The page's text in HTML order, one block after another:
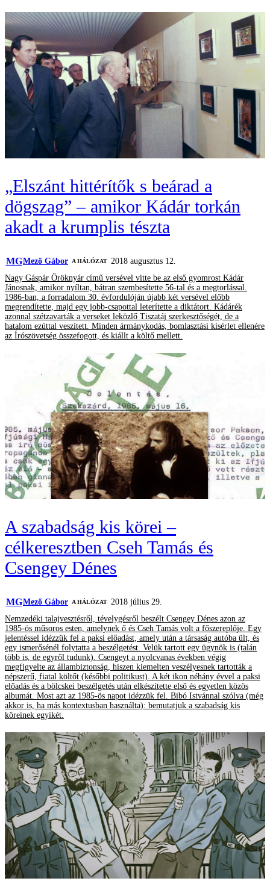
„Elszánt hittérítők s beárad a
dögszag” – amikor Kádár torkán
akadt a krumplis tészta
MGMező Gábor A HÁLÓZAT
2018 augusztus 12.
Nagy Gáspár Öröknyár című versével vitte be az első gyomrost Kádár
Jánosnak, amikor nyíltan, bátran szembesítette 56-tal és a megtorlással.
1986-ban, a forradalom 30. évfordulóján újabb két versével előbb
megrendítette, majd egy jobb-csapottal leterítette a diktátort. Kádárék
azonnal szétzavarták a verseket leközlő Tiszatáj szerkesztőségét, de a
hatalom ezúttal veszített. Minden ármánykodás, bomlasztási kísérlet ellenére
az Írószövetség összefogott, és kiállt a költő mellett.
A szabadság kis körei –
célkeresztben Cseh Tamás és
Csengey Dénes
MGMező Gábor A HÁLÓZAT
2018 július 29.
Nemzedéki talajvesztésről, tévelygésről beszélt Csengey Dénes azon az
1985-ös műsoros esten, amelynek ő és Cseh Tamás volt a főszereplője. Egy
jelentéssel idézzük fel a paksi előadást, amely után a társaság autóba ült, és
egy ismerősénél folytatta a beszélgetést. Velük tartott egy ügynök is (talán
több is, de egyről tudunk). Csengeyt a nyolcvanas években végig
megfigyelte az állambiztonság, hiszen kiemelten veszélyesnek tartották a
népszerű, fiatal költőt (későbbi politikust). A két ikon néhány évvel a paksi
előadás és a bölcskei beszélgetés után elkészítette első és egyetlen közös
albumát. Most azt az 1985-ös napot idézzük fel. Bibó Istvánnal szólva (még
akkor is, ha más kontextusban használta): bemutatjuk a szabadság kis
köreinek egyikét.